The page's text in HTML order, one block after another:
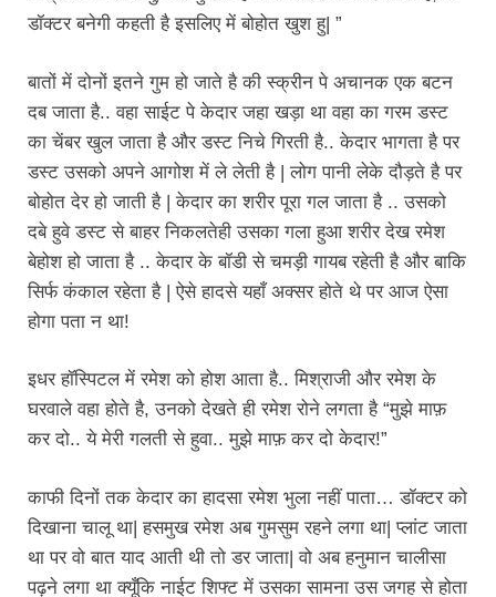
डॉक्टर बनेगी कहती है इसलिए में बोहोत खुश हु| ”
बातों में दोनों इतने गुम हो जाते है की स्क्रीन पे अचानक एक बटन
दब जाता है.. वहा साईट पे केदार जहा खड़ा था वहा का गरम डस्ट
का चेंबर खुल जाता है और डस्ट निचे गिरती है.. केदार भागता है पर
डस्ट उसको अपने आगोश में ले लेती है | लोग पानी लेके दौड़ते है पर
बोहोत देर हो जाती है | केदार का शरीर पूरा गल जाता है .. उसको
दबे हुवे डस्ट से बाहर निकलतेही उसका गला हुआ शरीर देख रमेश
बेहोश हो जाता है .. केदार के बॉडी से चमड़ी गायब रहेती है और बाकि
सिर्फ कंकाल रहेता है | ऐसे हादसे यहाँ अक्सर होते थे पर आज ऐसा
होगा पता न था!
इधर हॉस्पिटल में रमेश को होश आता है.. मिश्राजी और रमेश के
घरवाले वहा होते है, उनको देखते ही रमेश रोने लगता है “मुझे माफ़
कर दो.. ये मेरी गलती से हुवा.. मुझे माफ़ कर दो केदार!”
काफी दिनों तक केदार का हादसा रमेश भुला नहीं पाता… डॉक्टर को
दिखाना चालू था| हसमुख रमेश अब गुमसुम रहने लगा था| प्लांट जाता
था पर वो बात याद आती थी तो डर जाता| वो अब हनुमान चालीसा
पढ़ने लगा था क्यूँकि नाईट शिफ्ट में उसका सामना उस जगह से होता